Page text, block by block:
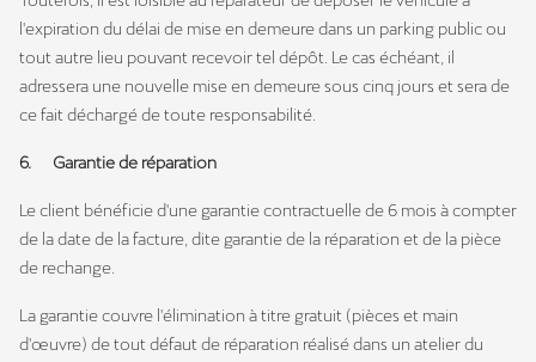
l'expiration du délai de mise en demeure dans un parking public ou
tout autre lieu pouvant recevoir tel dépôt. Le cas échéant, il
adressera une nouvelle mise en demeure sous cinq jours et sera de
ce fait déchargé de toute responsabilité.
6. Garantie de réparation
Le client bénéficie d'une garantie contractuelle de 6 mois à compter
de la date de la facture, dite garantie de la réparation et de la pièce
de rechange.
La garantie couvre l'élimination à titre gratuit (pièces et main
d'œuvre) de tout défaut de réparation réalisé dans un atelier du